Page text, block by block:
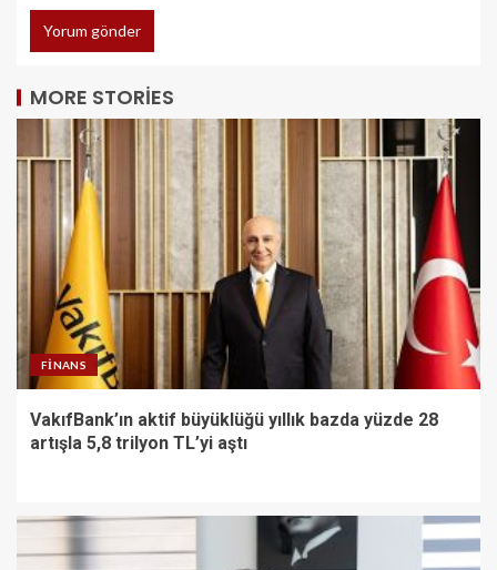
MORE STORIES
FINANS
VakıfBank’ın aktif büyüklüğü yıllık bazda yüzde 28
artışla 5,8 trilyon TL’yi aştı